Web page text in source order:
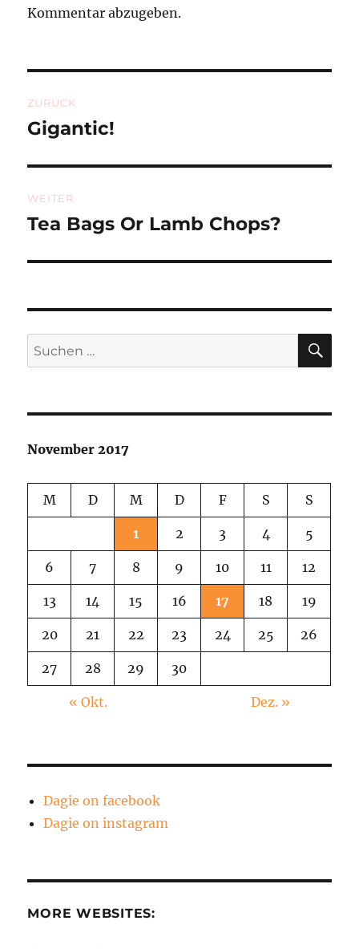
Kommentar abzugeben.
ZURÜCK
Vorheriger
Gigantic!
WEITER
Nächster
Tea Bags Or Lamb Chops?
Suchen
nach:
November 2017
M D M D F S S
1 2 3 4 5
6 7 8 9 10 11 12
13 14 15 16 17 18 19
20 21 22 23 24 25 26
27 28 29 30
« Okt. Dez. »
Dagie on facebook
Dagie on instagram
MORE WEBSITES: